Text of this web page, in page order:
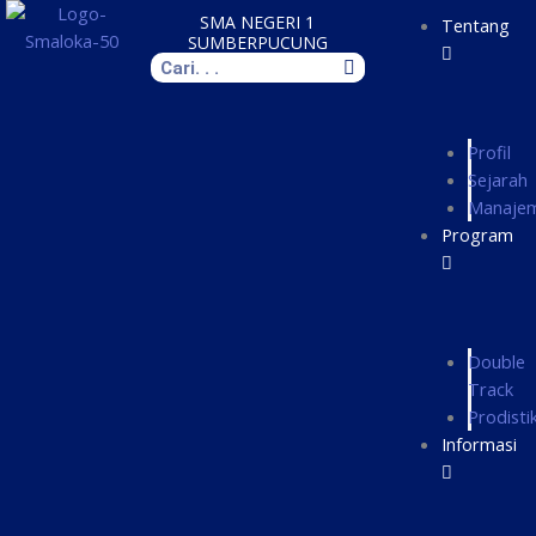
Skip
SMA NEGERI 1
SUMBERPUCUNG
Search
Tentang
Profil
Sejarah
Program
Double
Track
Informasi